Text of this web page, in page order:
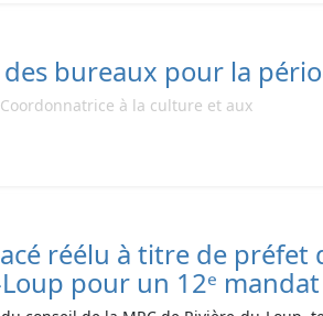
bureaux pour la
à la culture et aux
réélu à titre de préfet
pour un 12ᵉ mandat